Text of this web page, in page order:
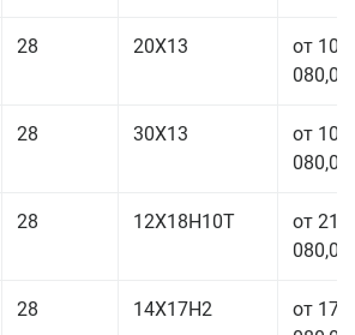
28 20Х13
от 103
080,00
28 30Х13
от 103
080,00
28 12Х18Н10Т
от 210
080,00
28 14Х17Н2
от 179